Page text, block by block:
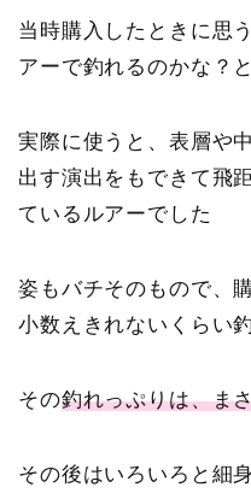
当時購入したときに思
アーで釣れるのかな？
実際に使うと、表層や
出す演出をもできて飛
ているルアーでした
姿もバチそのもので、
小数えきれないくらい
その釣れっぷりは、ま
その後はいろいろと細